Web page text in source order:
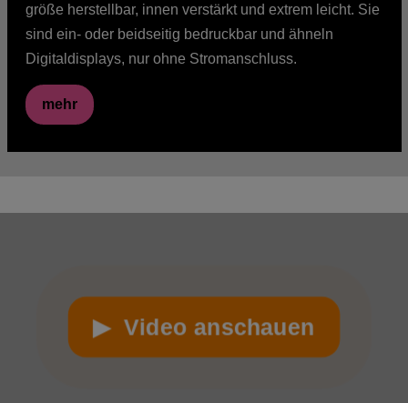
größe herstellbar, innen verstärkt und extrem leicht. Sie
sind ein- oder beidseitig bedruckbar und ähneln
Digitaldisplays, nur ohne Stromanschluss.
mehr
▶ Video anschauen